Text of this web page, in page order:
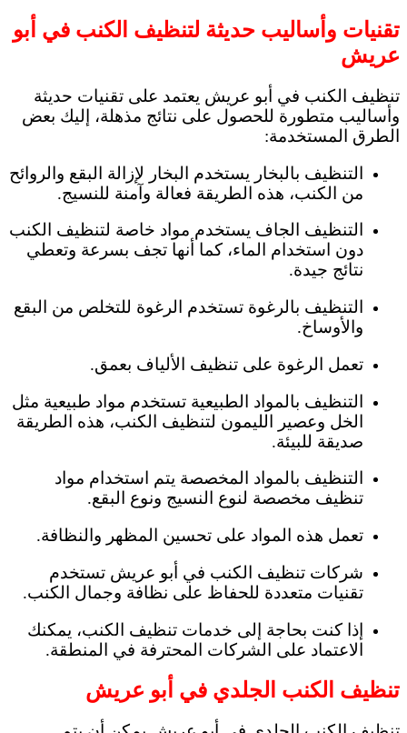
تقنيات وأساليب حديثة لتنظيف الكنب في أبو
عريش
تنظيف الكنب في أبو عريش يعتمد على تقنيات حديثة
وأساليب متطورة للحصول على نتائج مذهلة، إليك بعض
الطرق المستخدمة:
التنظيف بالبخار يستخدم البخار لإزالة البقع والروائح
من الكنب، هذه الطريقة فعالة وآمنة للنسيج.
التنظيف الجاف يستخدم مواد خاصة لتنظيف الكنب
دون استخدام الماء، كما أنها تجف بسرعة وتعطي
نتائج جيدة.
التنظيف بالرغوة تستخدم الرغوة للتخلص من البقع
والأوساخ.
تعمل الرغوة على تنظيف الألياف بعمق.
التنظيف بالمواد الطبيعية تستخدم مواد طبيعية مثل
الخل وعصير الليمون لتنظيف الكنب، هذه الطريقة
صديقة للبيئة.
التنظيف بالمواد المخصصة يتم استخدام مواد
تنظيف مخصصة لنوع النسيج ونوع البقع.
تعمل هذه المواد على تحسين المظهر والنظافة.
شركات تنظيف الكنب في أبو عريش تستخدم
تقنيات متعددة للحفاظ على نظافة وجمال الكنب.
إذا كنت بحاجة إلى خدمات تنظيف الكنب، يمكنك
الاعتماد على الشركات المحترفة في المنطقة.
تنظيف الكنب الجلدي في أبو عريش